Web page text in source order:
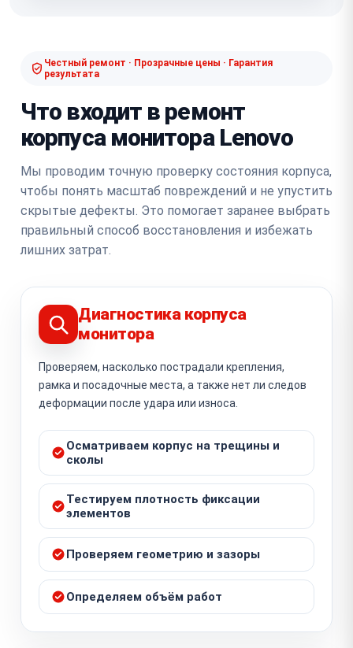
Честный ремонт · Прозрачные цены · Гарантия
результата
Что входит в ремонт
корпуса монитора Lenovo
Мы проводим точную проверку состояния корпуса,
чтобы понять масштаб повреждений и не упустить
скрытые дефекты. Это помогает заранее выбрать
правильный способ восстановления и избежать
лишних затрат.
Диагностика корпуса
монитора
Проверяем, насколько пострадали крепления,
рамка и посадочные места, а также нет ли следов
деформации после удара или износа.
Осматриваем корпус на трещины и
сколы
Тестируем плотность фиксации
элементов
Проверяем геометрию и зазоры
Определяем объём работ